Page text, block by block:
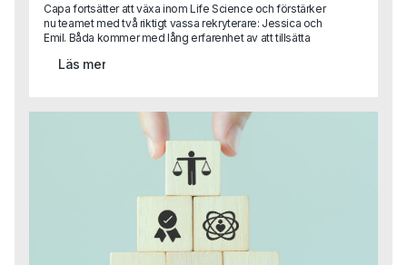
Capa fortsätter att växa inom Life Science och förstärker
nu teamet med två riktigt vassa rekryterare: Jessica och
Emil. Båda kommer med lång erfarenhet av att tillsätta
medicinteknik och blir en viktig del i vår satsning på att
kompetens även inom områden som HR, Legal och
Finance kan vi nu erbjuda en helhetslösning till Life
Science-bolag, oavsett funktion eller behov.
Läs mer